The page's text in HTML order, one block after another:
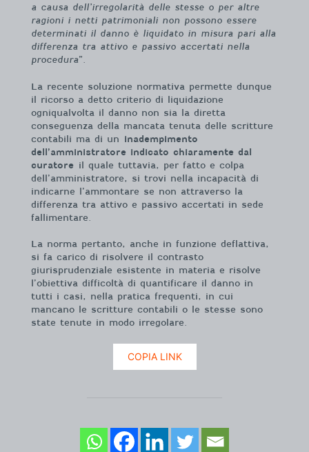
a causa dell’irregolarità delle stesse o per altre
ragioni i netti patrimoniali non possono essere
determinati il danno è liquidato in misura pari alla
differenza tra attivo e passivo accertati nella
procedura”.
La recente soluzione normativa permette dunque
il ricorso a detto criterio di liquidazione
ogniqualvolta il danno non sia la diretta
conseguenza della mancata tenuta delle scritture
contabili ma di un inadempimento
dell’amministratore indicato chiaramente dal
curatore il quale tuttavia, per fatto e colpa
dell’amministratore, si trovi nella incapacità di
indicarne l’ammontare se non attraverso la
differenza tra attivo e passivo accertati in sede
fallimentare.
La norma pertanto, anche in funzione deflattiva,
si fa carico di risolvere il contrasto
giurisprudenziale esistente in materia e risolve
l’obiettiva difficoltà di quantificare il danno in
tutti i casi, nella pratica frequenti, in cui
mancano le scritture contabili o le stesse sono
state tenute in modo irregolare.
COPIA LINK